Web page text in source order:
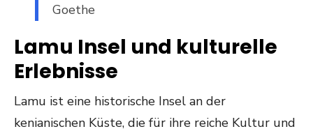
Goethe
Lamu Insel und kulturelle
Erlebnisse
Lamu ist eine historische Insel an der
kenianischen Küste, die für ihre reiche Kultur und